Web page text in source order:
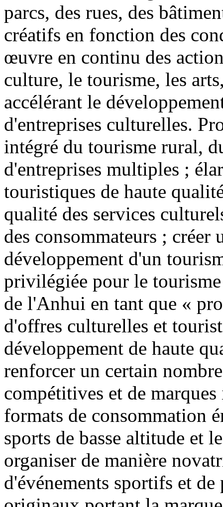
parcs, des rues, des
créatifs en fonction des
œuvre en continu des
culture, le tourisme, les
accélérant le
d'entreprises culturelles.
intégré du tourisme rural,
d'entreprises multiples ;
touristiques de haute
qualité des services
des consommateurs ;
développement d'un
privilégiée pour le
de l'Anhui en tant que «
d'offres culturelles et
développement de haute
renforcer un certain
compétitives et de
formats de consommation
sports de basse altitude et
organiser de manière
d'événements sportifs et